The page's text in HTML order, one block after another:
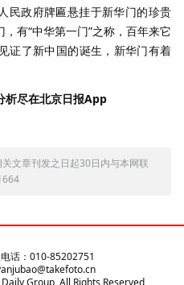
民政府牌匾悬挂于新华门的珍贵
有“中华第一门”之称，百年来它
证了新中国的诞生，新华门有着
析尽在北京日报App
文章刊发之日起30日内与本网联
话：010-85202751
Group, All Rights Reserved